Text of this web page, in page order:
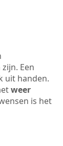
Een
uit handen.
weer
is het